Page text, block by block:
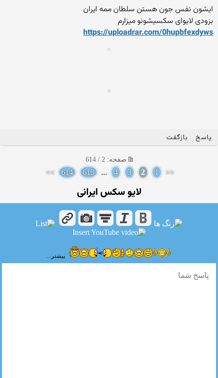
ایشون نفس جون هستن سلطان ممه ایران
بزودی لایوای سکسیشونو میزارم
https://uploadrar.com/0hupbfexdyws
پاسخ بازگفت
صفحه: 2 / 614
<<
1
2
3
4
...
613
614
>>
لایو سکس ایرانی
بیشتر...